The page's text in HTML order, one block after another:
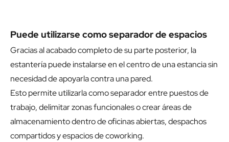
Puede utilizarse como separador de espacios
Gracias al acabado completo de su parte posterior, la
estantería puede instalarse en el centro de una estancia sin
necesidad de apoyarla contra una pared.
Esto permite utilizarla como separador entre puestos de
trabajo, delimitar zonas funcionales o crear áreas de
almacenamiento dentro de oficinas abiertas, despachos
compartidos y espacios de coworking.